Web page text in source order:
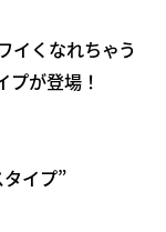
イくなれちゃう
プが登場！
イプ”